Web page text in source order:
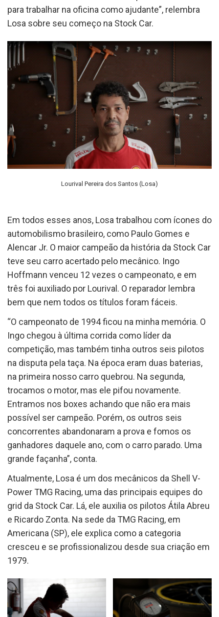
para trabalhar na oficina como ajudante”, relembra
Losa sobre seu começo na Stock Car.
Lourival Pereira dos Santos (Losa)
Em todos esses anos, Losa trabalhou com ícones do
automobilismo brasileiro, como Paulo Gomes e
Alencar Jr. O maior campeão da história da Stock Car
teve seu carro acertado pelo mecânico. Ingo
Hoffmann venceu 12 vezes o campeonato, e em
três foi auxiliado por Lourival. O reparador lembra
bem que nem todos os títulos foram fáceis.
“O campeonato de 1994 ficou na minha memória. O
Ingo chegou à última corrida como líder da
competição, mas também tinha outros seis pilotos
na disputa pela taça. Na época eram duas baterias,
na primeira nosso carro quebrou. Na segunda,
trocamos o motor, mas ele pifou novamente.
Entramos nos boxes achando que não era mais
possível ser campeão. Porém, os outros seis
concorrentes abandonaram a prova e fomos os
ganhadores daquele ano, com o carro parado. Uma
grande façanha”, conta.
Atualmente, Losa é um dos mecânicos da Shell V-
Power TMG Racing, uma das principais equipes do
grid da Stock Car. Lá, ele auxilia os pilotos Átila Abreu
e Ricardo Zonta. Na sede da TMG Racing, em
Americana (SP), ele explica como a categoria
cresceu e se profissionalizou desde sua criação em
1979.